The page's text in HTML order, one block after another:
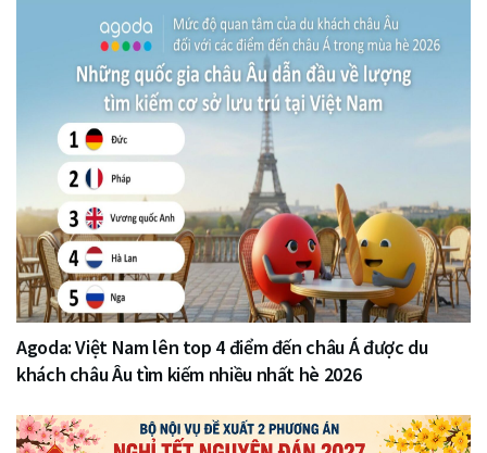
Agoda: Việt Nam lên top 4 điểm đến châu Á được du
khách châu Âu tìm kiếm nhiều nhất hè 2026